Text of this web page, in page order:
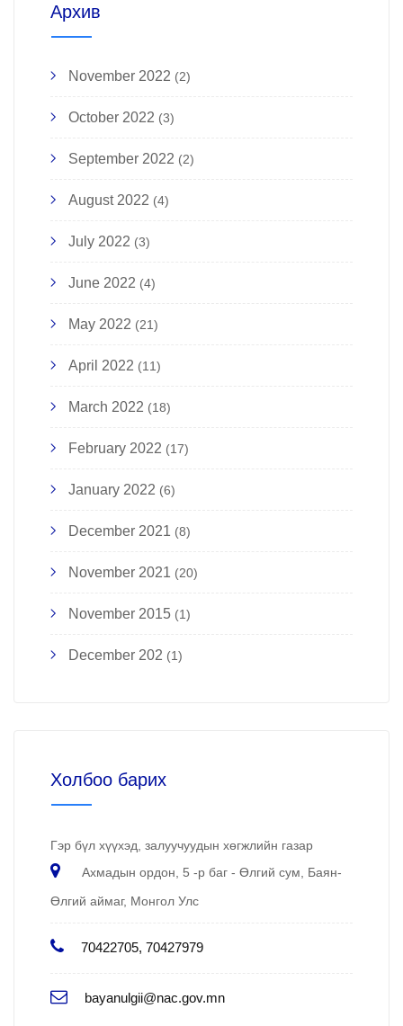
Архив
November 2022 (2)
October 2022 (3)
September 2022 (2)
August 2022 (4)
July 2022 (3)
June 2022 (4)
May 2022 (21)
April 2022 (11)
March 2022 (18)
February 2022 (17)
January 2022 (6)
December 2021 (8)
November 2021 (20)
November 2015 (1)
December 202 (1)
Холбоо барих
Гэр бүл хүүхэд, залуучуудын хөгжлийн газар
Ахмадын ордон, 5 -р баг - Өлгий сум, Баян-
Өлгий аймаг, Монгол Улс
70422705, 70427979
bayanulgii@nac.gov.mn